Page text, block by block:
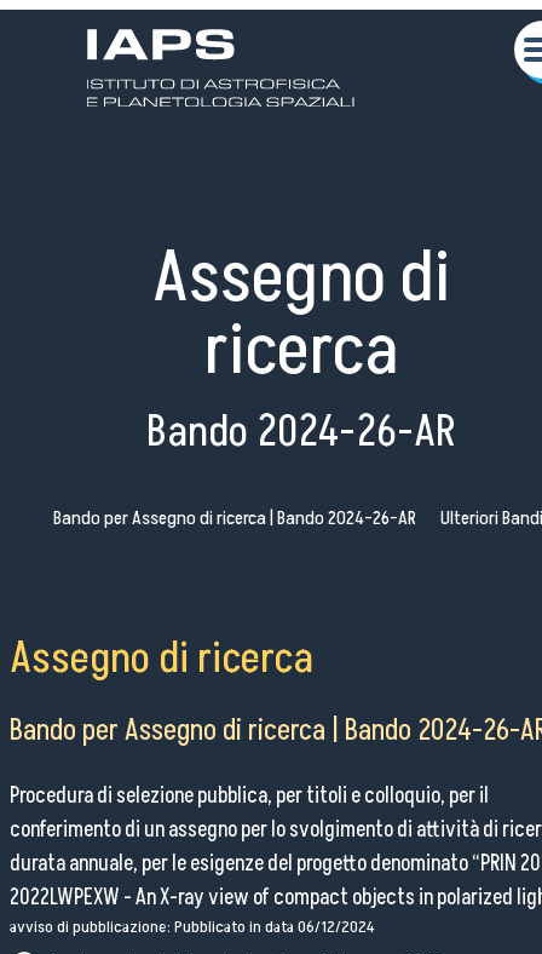
Assegno di
ricerca
Bando 2024-26-AR
Bando per Assegno di ricerca | Bando 2024-26-AR Ulteriori
Assegno di ricerca
Bando per Assegno di ricerca | Bando 2024-26-
Procedura di selezione pubblica, per titoli e colloquio, per il
conferimento di un assegno per lo svolgimento di attività di
durata annuale, per le esigenze del progetto denominato “PRIN
2022LWPEXW - An X-ray view of compact objects in polarized
avviso di pubblicazione: Pubblicato in data 06/12/2024
Come raggiungerci
Lavora con noi
Chi siamo
Attività Scientifiche
FSL - Formazione Scuola Lavoro
Per il personale